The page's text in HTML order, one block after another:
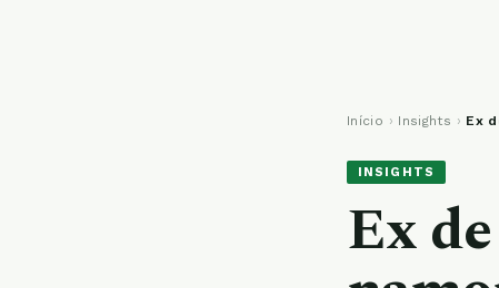
Início › Insights › Ex
INSIGHTS
Ex